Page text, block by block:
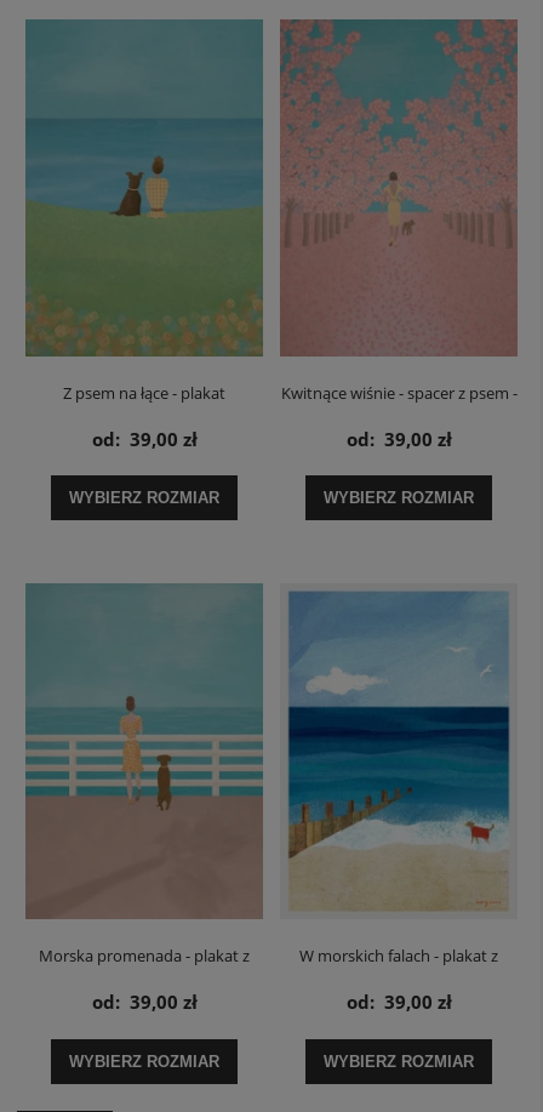
Z psem na łące - plakat
od: 39,00 zł
WYBIERZ ROZMIAR
Kwitnące wiśnie - spacer z psem -
plakat
od: 39,00 zł
WYBIERZ ROZMIAR
Morska promenada - plakat z
psem
od: 39,00 zł
WYBIERZ ROZMIAR
W morskich falach - plakat z
psem
od: 39,00 zł
WYBIERZ ROZMIAR